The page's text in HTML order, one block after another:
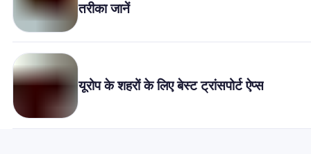
तरीका जानें
यूरोप के शहरों के लिए बेस्ट ट्रांसपोर्ट ऐप्स